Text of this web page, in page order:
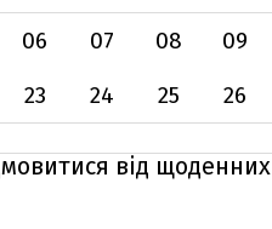
06 07 08 09
23 24 25 26
від